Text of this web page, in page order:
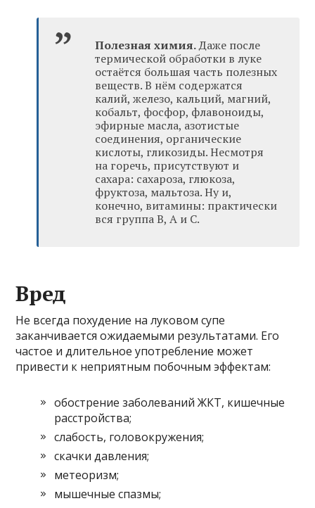
Полезная химия.Даже после
термической обработки в луке
остаётся большая часть полезных
веществ. В нём содержатся
калий, железо, кальций, магний,
кобальт, фосфор, флавоноиды,
эфирные масла, азотистые
соединения, органические
кислоты, гликозиды. Несмотря
на горечь, присутствуют и
сахара: сахароза, глюкоза,
фруктоза, мальтоза. Ну и,
конечно, витамины: практически
вся группа В, А и С.
Вред
Не всегда похудение на луковом супе
заканчивается ожидаемыми результатами. Его
частое и длительное употребление может
привести к неприятным побочным эффектам:
обострение заболеваний ЖКТ, кишечные
расстройства;
слабость, головокружения;
скачки давления;
метеоризм;
мышечные спазмы;